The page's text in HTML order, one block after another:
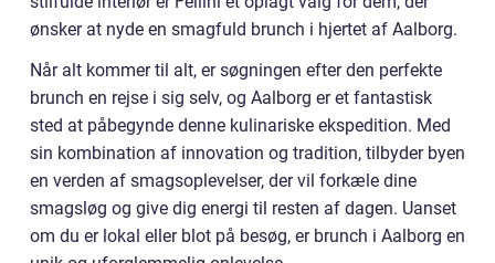
ønsker at nyde en smagfuld brunch i hjertet af Aalborg.
Når alt kommer til alt, er søgningen efter den perfekte
brunch en rejse i sig selv, og Aalborg er et fantastisk
sted at påbegynde denne kulinariske ekspedition. Med
sin kombination af innovation og tradition, tilbyder byen
en verden af smagsoplevelser, der vil forkæle dine
smagsløg og give dig energi til resten af dagen. Uanset
om du er lokal eller blot på besøg, er brunch i Aalborg en